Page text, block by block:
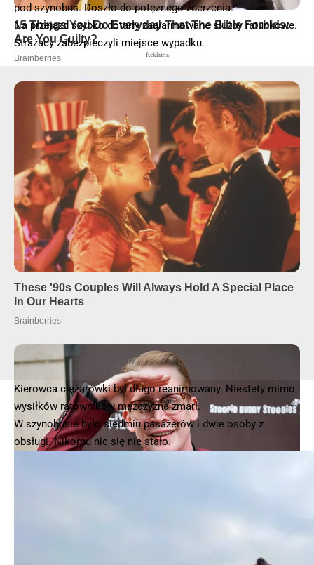
pod szynobus. Doszło do potężnego zderzenia.
Na przejazd szybko dotarły zaalarmowane służby ratunkowe.
Strażacy zabezpieczyli miejsce wypadku.
- Reklama -
Kierowca ciężarówki był długo reanimowany. Niestety mimo
wysiłków ratowników mężczyzna zmarł.
W szynobusie było siedmiu pasażerów i dwie osoby z
obsługi. Nikomu nic się nie stało.